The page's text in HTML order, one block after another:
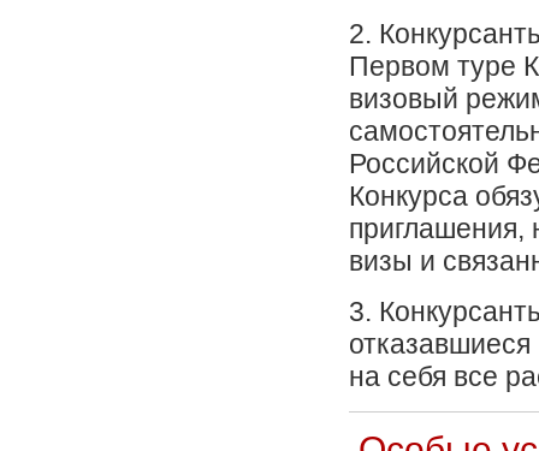
2.
Первом туре
визовый
Российской
Конкурса
приглашения,
визы и
3.
на себя все